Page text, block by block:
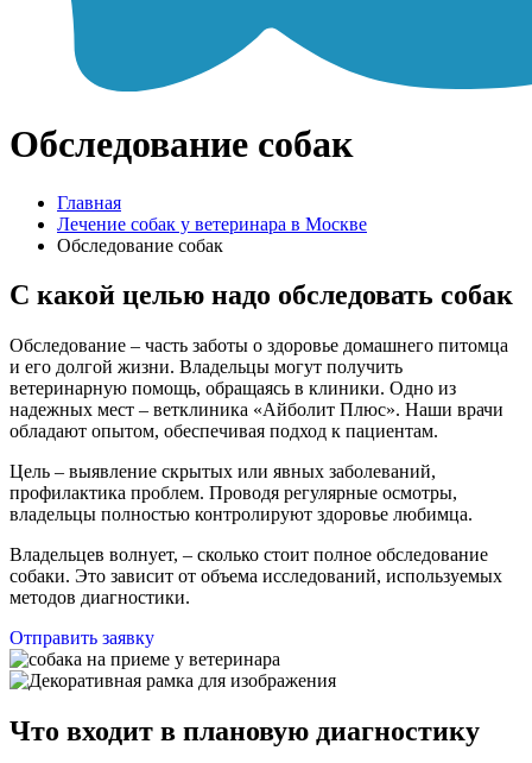
Обследование собак
Главная
Лечение собак у ветеринара в Москве
Обследование собак
С какой целью надо обследовать собак
Обследование – часть заботы о здоровье домашнего питомца
и его долгой жизни. Владельцы могут получить
ветеринарную помощь, обращаясь в клиники. Одно из
надежных мест – ветклиника «Айболит Плюс». Наши врачи
обладают опытом, обеспечивая подход к пациентам.
Цель – выявление скрытых или явных заболеваний,
профилактика проблем. Проводя регулярные осмотры,
владельцы полностью контролируют здоровье любимца.
Владельцев волнует, – сколько стоит полное обследование
собаки. Это зависит от объема исследований, используемых
методов диагностики.
Отправить заявку
Что входит в плановую диагностику